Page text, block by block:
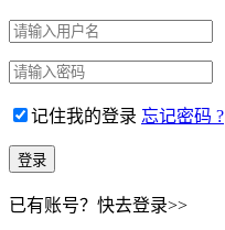
记住我的登录 忘记密码 ?
已有账号？快去登录>>